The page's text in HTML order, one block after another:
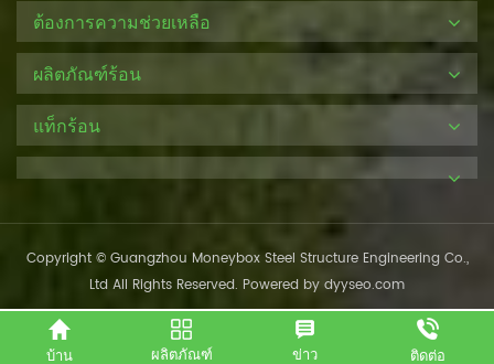
ต้องการความช่วยเหลือ
ผลิตภัณฑ์ร้อน
แท็กร้อน
Copyright © Guangzhou Moneybox Steel Structure Engineering Co.,
Ltd All Rights Reserved. Powered by dyyseo.com
บ้าน ผลิตภัณฑ์ ข่าว ติดต่อ